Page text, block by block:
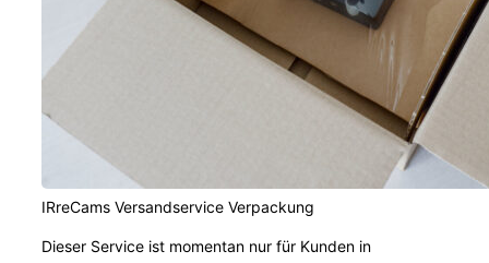
IRreCams Versandservice Verpackung
Dieser Service ist momentan nur für Kunden in